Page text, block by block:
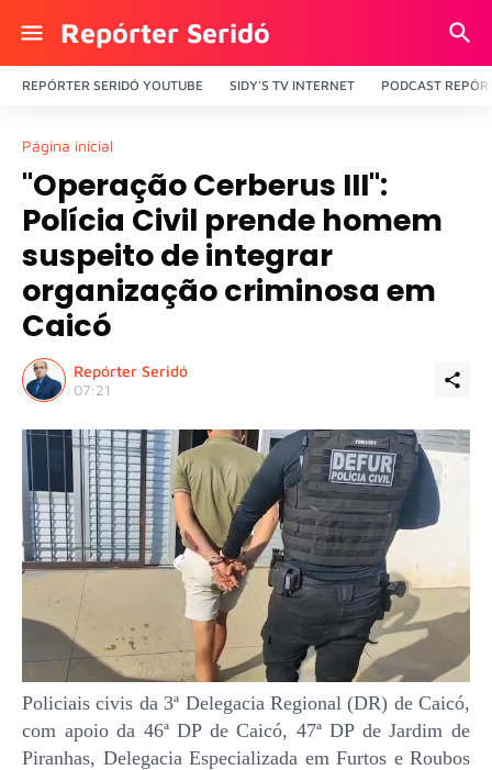
Repórter Seridó
REPÓRTER SERIDÓ YOUTUBE SIDY'S TV INTERNET PODCAST
Página inicial
"Operação Cerberus III":
Polícia Civil prende homem
suspeito de integrar
organização criminosa em
Caicó
Repórter Seridó
07:21
Policiais civis da 3ª Delegacia Regional (DR) de Caicó,
com apoio da 46ª DP de Caicó, 47ª DP de Jardim de
Piranhas, Delegacia Especializada em Furtos e Roubos